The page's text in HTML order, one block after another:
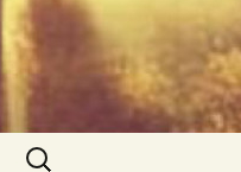
Найти: